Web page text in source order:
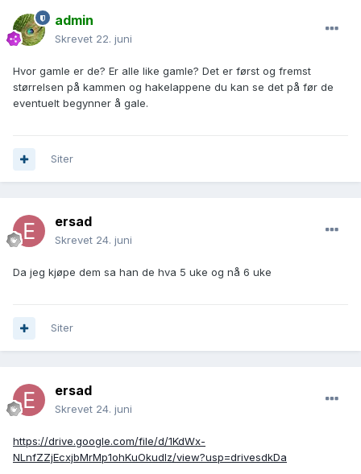
admin
Skrevet 22. juni
Hvor gamle er de? Er alle like gamle? Det er først og fremst
størrelsen på kammen og hakelappene du kan se det på før de
eventuelt begynner å gale.
Siter
ersad
Skrevet 24. juni
Da jeg kjøpe dem sa han de hva 5 uke og nå 6 uke
Siter
ersad
Skrevet 24. juni
https://drive.google.com/file/d/1KdWx-
NLnfZZjEcxjbMrMp1ohKuOkudlz/view?usp=drivesdkDa